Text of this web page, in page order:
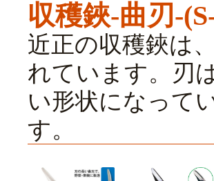
収穫鋏-曲刃-
近正の収穫鋏は
れています。刃
い形状になって
す。